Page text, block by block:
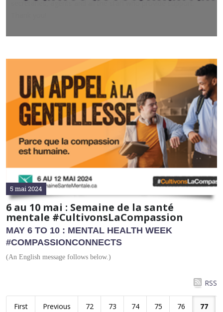
secretaries, agents and all the staff who provide support.
5 mai 2024
6 au 10 mai : Semaine de la santé
mentale #CultivonsLaCompassion
MAY 6 TO 10 : MENTAL HEALTH WEEK
#COMPASSIONCONNECTS
(An English message follows below.)
RSS
First Previous 72 73 74 75 76 77